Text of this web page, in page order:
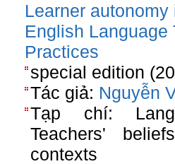
Learner
English Language
Practices
special edition
Tác giả: Nguyễn
Tạp chí:
Teachers'
contexts